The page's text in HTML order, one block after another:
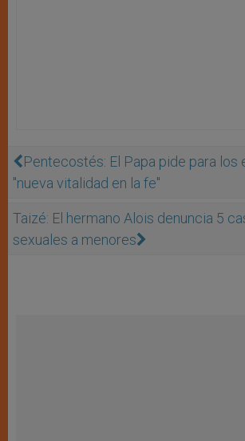
Pentecostés: El Papa pide para los
"nueva vitalidad en la fe"
Taizé: El hermano Alois denuncia 5
sexuales a menores